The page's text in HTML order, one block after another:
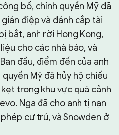
bố, chính quyền Mỹ đã
điệp và đánh cắp tài
bắt, anh rời Hong Kong,
cho các nhà báo, và
đầu, điểm đến của anh
quyền Mỹ đã hủy hộ chiếu
trong khu vực quá cảnh
Nga đã cho anh tị nạn
cư trú, và Snowden ở